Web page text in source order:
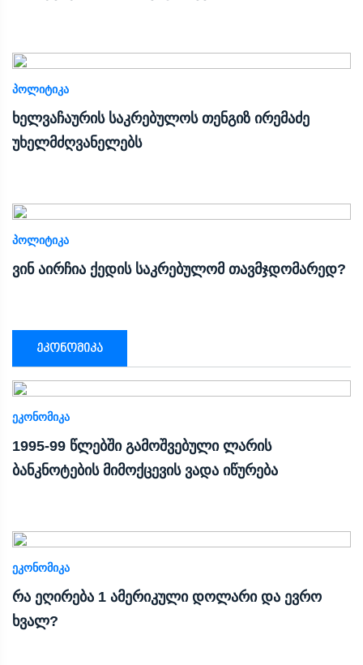
ᲞᲝᲚᲘᲢᲘᲙᲐ
ხელვაჩაურის საკრებულოს თენგიზ ირემაძე
უხელმძღვანელებს
ᲞᲝᲚᲘᲢᲘᲙᲐ
ვინ აირჩია ქედის საკრებულომ თავმჯდომარედ?
ეკონომიკა
ᲔᲙᲝᲜᲝᲛᲘᲙᲐ
1995-99 წლებში გამოშვებული ლარის
ბანკნოტების მიმოქცევის ვადა იწურება
ᲔᲙᲝᲜᲝᲛᲘᲙᲐ
რა ეღირება 1 ამერიკული დოლარი და ევრო
ხვალ?